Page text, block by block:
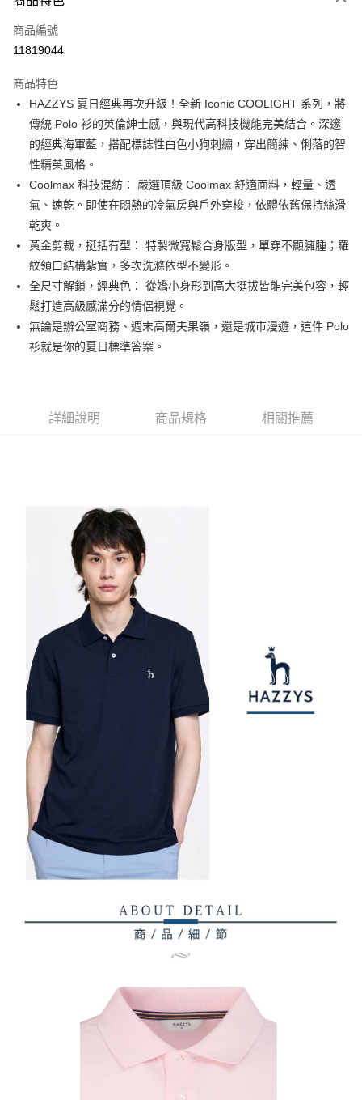
Apple Pay
悠遊付
大哥付你分期
相關說明
【大哥付你分期使用說明】
1.本服務由台灣大哥大提供，台灣大哥大用戶可立即使用無須另外申請。
2.付款方式選擇「大哥付你分期」，訂單成立後會自動跳轉到大哥付的交易
流程，驗證手機門號後，選擇欲分期的期數、繳款截止日，確認付款後即完
成交易。
3.實際核准額度、可分期數及費用金額請依後續交易確認頁面所載為準。
4.訂單成立30分鐘內，如未前往確認交易或遇審核未通過，訂單將自動取
消。如遇「轉專審核」未通過狀況，表示未達大哥付你分期系統評分，恕無
【繳款方式說明】
1.分期款項不併入電信帳單，「大哥付你分期」於每月結算日後寄送繳費提
醒簡訊。
2.透過簡訊連結打開帳單後，可選擇「超商條碼／台灣大直營門市／銀行轉
帳／街口支付／iPASS MONEY」等通路繳費。
買賣價金債權讓與本公司後，依約使用本公司帳單繳交帳款。
AFTEE先享後付
相關說明
【關於「AFTEE先享後付」】
AFTEE先享後付是「在收到商品之後才付款」的支付方式。 讓您購物簡單
便利好安心！
１．簡單：不需註冊會員、不需綁卡、不需儲值。
２．便利：只要手機號碼，簡訊認證，即可結帳。
３．安心：先確認商品／服務後，再付款。
【「AFTEE先享後付」結帳流程】
１．於結帳方式選擇「AFTEE先享後付」後，將跳轉至「AFTEE先享後付」
結帳頁面，進行簡訊認證並確認金額後，即可完成結帳。
２．訂單成立數日內，您將收到繳費通知簡訊。
購買商品的店家。未經商家同意取消之訂單仍視為有效，需透過AFTEE先享
後付繳納相關費用。
１．透過由恩沛科技股份有限公司提供之「AFTEE先享後付」服務完成之交
易，需依本服務之必要範圍內提供個人資料，並將交易相關給付款項請求債
權轉讓予恩沛科技股份有限公司。
２．關於個人資料處理事宜，請瀏覽以下網址：
https://aftee.tw/terms/#terms3
３．未成年的使用者請事先徵得法定代理人或監護人之同意方可使用
「AFTEE先享後付」，若未經同意申辦者引起之損失，本公司不負相關責
４．使用「AFTEE先享後付」時，將依據個別帳號之用戶狀況，依本公司即
時審查核予不同之上限額度；若仍有額度不足之情形，本公司將視審查結果
請求用戶進行身份認證。
５．嚴禁一人註冊多個帳號或使用他人資訊註冊。若發現惡意使用之情形，
恩沛科技股份有限公司將有權停止該用戶之使用額度並採取法律行動。
ATM付款
運送方式
全家取貨付款
免運費
付款後全家取貨
付款後7-11取貨
離島宅配
免運費
商品編號
11819044
商品特色
HAZZYS 夏日經典再次升級！全新 Iconic COOLIGHT 系列，將
傳統 Polo 衫的英倫紳士感，與現代高科技機能完美結合。深邃
的經典海軍藍，搭配標誌性白色小狗刺繡，穿出簡練、俐落的智
性精英風格。
Coolmax 科技混紡： 嚴選頂級 Coolmax 舒適面料，輕量、透
氣、速乾。即使在悶熱的冷氣房與戶外穿梭，依體依舊保持絲滑
乾爽。
黃金剪裁，挺括有型： 特製微寬鬆合身版型，單穿不顯臃腫；羅
紋領口結構紮實，多次洗滌依型不變形。
全尺寸解鎖，經典色： 從嬌小身形到高大挺拔皆能完美包容，輕
鬆打造高級感滿分的情侶視覺。
無論是辦公室商務、週末高爾夫果嶺，還是城市漫遊，這件 Polo
衫就是你的夏日標準答案。
詳細說明 商品規格 相關推薦